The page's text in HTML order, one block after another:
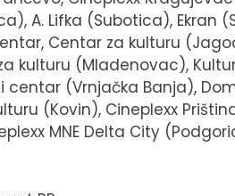
A. Lifka (Subotica), Ekran
Centar za kulturu
kulturu (Mladenovac),
centar (Vrnjačka Banja),
(Kovin), Cineplexx
MNE Delta City